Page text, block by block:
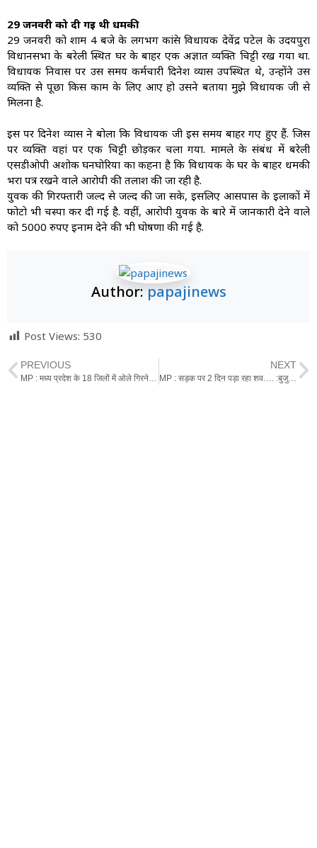
29 जनवरी को दी गई थी धमकी
29 जनवरी को शाम 4 बजे के लगभग कांग्रेस विधायक देवेंद्र पटेल के उदयपुरा
विधानसभा के बरेली स्थित घर के बाहर एक अज्ञात व्यक्ति चिट्टी रख गया था.
विधायक निवास पर उस समय कर्मचारी दिनेश व्यास उपस्थित थे, उन्होंने उस
व्यक्ति से पूछा किस काम के लिए आए हो उसने बताया मुझे विधायक जी से
मिलना है.
इस पर दिनेश व्यास ने बोला कि विधायक जी इस समय बाहर गए हुए हैं. जिस
पर व्यक्ति वहां पर एक चिट्टी छोड़कर चला गया. मामले के संबंध में बरेली
एसडीओपी अशोक घनघोरिया का कहना है कि विधायक के घर के बाहर धमकी
भरा पत्र रखने वाले आरोपी की तलाश की जा रही है.
युवक की गिरफ्तारी जल्द से जल्द की जा सके, इसलिए आसपास के इलाकों में
फोटो भी चस्पा कर दी गई है. वहीं, आरोपी युवक के बारे में जानकारी देने वाले
को 5000 रुपए इनाम देने की भी घोषणा की गई है.
Author:papajinews
Post Views: 530
PREVIOUS
MP : मध्य प्रदेश के 18 जिलों में ओले गिरने की संभावना, 4 जिलों में होगी बारिश
NEXT
MP : सड़क पर 2 दिन पड़ा रहा शव…. :बुजुर्ग की डेड बॉडी को कुचलती रहीं गाड़ियां